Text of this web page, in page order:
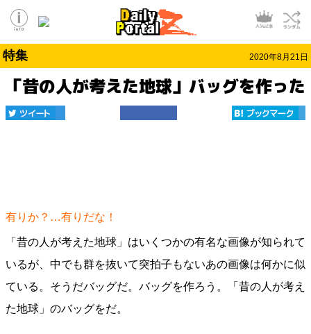
特集 2020年8月21日
「昔の人が考えた地球」バッグを作った
有りか？…有りだな！
「昔の人が考えた地球」はいくつかの有名な画像が知られて
いるが、中でも群を抜いて突拍子もないあの画像は何かに似
ている。そうだバッグだ。バッグを作ろう。「昔の人が考え
た地球」のバッグをだ。